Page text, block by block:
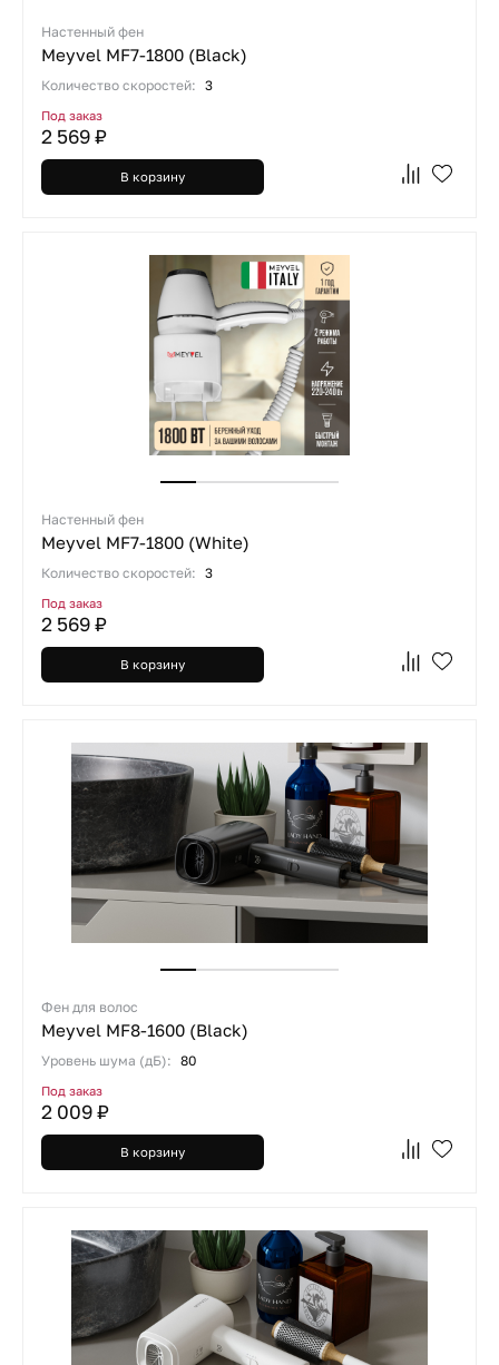
Настенный фен
Meyvel MF7-1800 (Black)
Количество скоростей: 3
Под заказ
2 569 ₽
В корзину
Настенный фен
Meyvel MF7-1800 (White)
Количество скоростей: 3
Под заказ
2 569 ₽
В корзину
Фен для волос
Meyvel MF8-1600 (Black)
Уровень шума (дБ): 80
Под заказ
2 009 ₽
В корзину